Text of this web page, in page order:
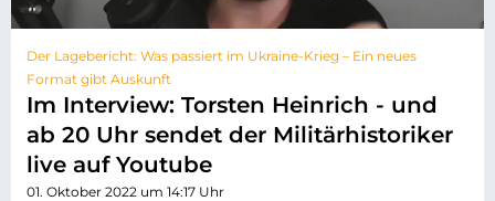
Der Lagebericht: Was passiert im Ukraine-Krieg – Ein neues
Format gibt Auskunft
Im Interview: Torsten Heinrich - und
ab 20 Uhr sendet der Militärhistoriker
live auf Youtube
01. Oktober 2022 um 14:17 Uhr